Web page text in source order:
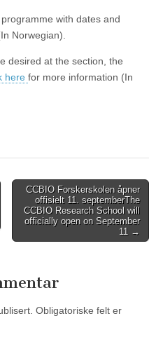
with dates and
Norwegian).
desired at the section, the
here for more information (In
CCBIO Forskerskolen åpner
offisielt 11. septemberThe
CCBIO Research School will
officially open on September
11 →
Obligatoriske felt er